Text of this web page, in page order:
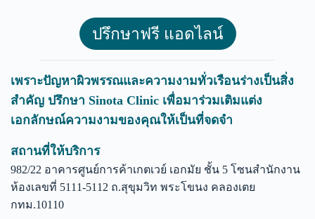
ปรึกษาฟรี แอดไลน์
เพราะปัญหาผิวพรรณและความงามทั่วเรือนร่างเป็นสิ่ง
สำคัญ ปรึกษา Sinota Clinic เพื่อมาร่วมเติมแต่ง
เอกลักษณ์ความงามของคุณให้เป็นที่จดจำ
สถานที่ให้บริการ
982/22 อาคารศูนย์การค้าเกตเวย์ เอกมัย ชั้น 5 โซนสำนักงาน
ห้องเลขที่ 5111-5112 ถ.สุขุมวิท พระโขนง คลองเตย
กทม.10110